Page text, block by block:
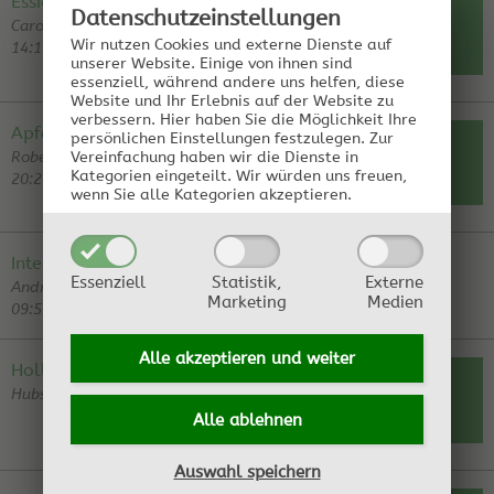
Datenschutz­einstellungen
Wir nutzen Cookies und externe Dienste auf
unserer Website. Einige von ihnen sind
essenziell, während andere uns helfen, diese
Website und Ihr Erlebnis auf der Website zu
verbessern. Hier haben Sie die Möglichkeit Ihre
persönlichen Einstellungen festzulegen. Zur
Vereinfachung haben wir die Dienste in
Kategorien eingeteilt. Wir würden uns freuen,
wenn Sie alle Kategorien akzeptieren.
Essenziell
Statistik,
Marketing
Externe
Medien
Alle akzeptieren und weiter
Alle ablehnen
Auswahl speichern
Carola B | Neuhaus am Inn, 05.03.2018
14:17:58
RE: Essigproduktion fortführen
Tubi | 24.03.18
RE: Essigproduktion fortführen
Carola B | 29.03.18
Apfelessig wird dunkel im Glas
Robert Masuck | Deutschland, 01.11.2017
20:26:19
RE: Apfelessig wird dunkel im Glas
Hubert | 03.11.17
RE: Apfelessig wird dunkel im Glas
Tubi | 25.11.17
Interesse an Diskussion
Andreas Tubach | Ba-Wü, 03.09.2017
09:57:13
0
Antwort
Hollundermaische
Hubsi | Jenbach, 14.08.2017 17:49:41
1
ANTWORT
RE: Hollundermaische Wolfgang Ciossek | 02.09.17